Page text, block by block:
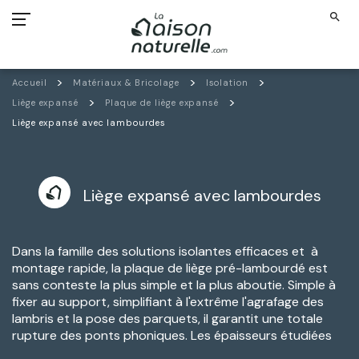
search
Accueil Matériaux & Bricolage
Isolation
Liège expansé
Plaque de liège expansé
Liège expansé avec lambourdes
Liège expansé avec lambourdes
Dans la famille des solutions isolantes efficaces et à
montage rapide, la plaque de liège pré-lambourdé est
sans conteste la plus simple et la plus aboutie. Simple à
fixer au support, simplifiant à l'extrême l'agrafage des
lambris et la pose des parquets, il garantit une totale
rupture des ponts phoniques. Les épaisseurs étudiées